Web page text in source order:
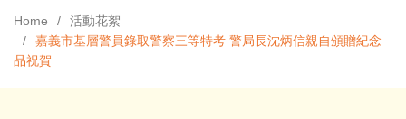
Home
活動花絮
嘉義市基層警員錄取警察三等特考 警局長沈炳信親自頒贈紀念
品祝賀